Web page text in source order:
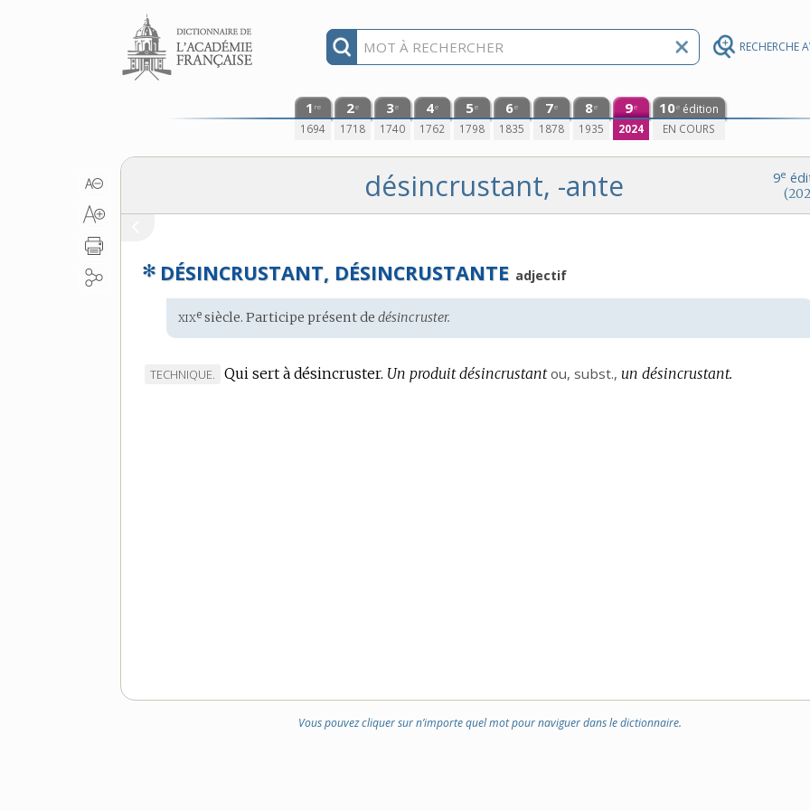
RECHERCHE
Aller au contenu
1 re
1694
2e
1718
3e
1740
4e
1762
5e
1798
6e
1835
7e
1878
8e
1935
9e
2024
10e édition
EN COURS
9e
désincrustant, -ante
✻ DÉSINCRUSTANT, DÉSINCRUSTANTE adjectif
Étymologie
:
xixe siècle. Participe présent dedésincruster.
MARQUE
TECHNIQUE. Qui sert à désincruster. Un produit désincrustant ou, subst., un désincrustant.
Vous pouvez cliquer sur n’importe quel mot pour naviguer dans le dictionnaire.